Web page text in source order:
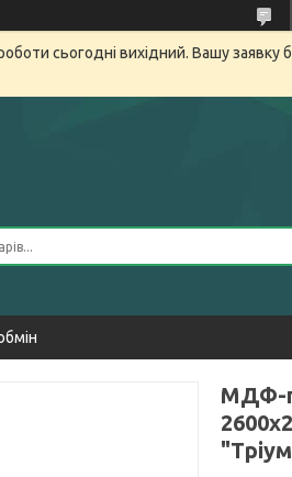
сьогодні вихідний. Вашу
МДФ-